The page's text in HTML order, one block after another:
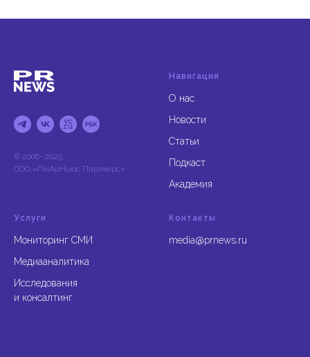
© 2006–2025
ООО «ПиАрНьюс Партнерс»
Навигация
О нас
Новости
Статьи
Подкаст
Академия
Услуги
Мониторинг СМИ
Медиааналитика
Исследования
и консалтинг
Контакты
media@prnews.ru